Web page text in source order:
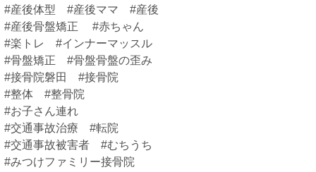
#産後体型 #産後ママ #産後
#産後骨盤矯正 #赤ちゃん
#楽トレ #インナーマッスル
#骨盤矯正 #骨盤骨盤の歪み
#接骨院磐田 #接骨院
#整体 #整骨院
#お子さん連れ
#交通事故治療 #転院
#交通事故被害者 #むちうち
#みつけファミリー接骨院